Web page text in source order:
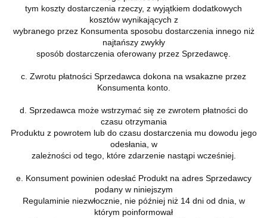
tym koszty dostarczenia rzeczy, z wyjątkiem dodatkowych
kosztów wynikających z
wybranego przez Konsumenta sposobu dostarczenia innego niż
najtańszy zwykły
sposób dostarczenia oferowany przez Sprzedawcę.
c. Zwrotu płatności Sprzedawca dokona na wsakazne przez
Konsumenta konto.
d. Sprzedawca może wstrzymać się ze zwrotem płatności do
czasu otrzymania
Produktu z powrotem lub do czasu dostarczenia mu dowodu jego
odesłania, w
zależności od tego, które zdarzenie nastąpi wcześniej.
e. Konsument powinien odesłać Produkt na adres Sprzedawcy
podany w niniejszym
Regulaminie niezwłocznie, nie później niż 14 dni od dnia, w
którym poinformował